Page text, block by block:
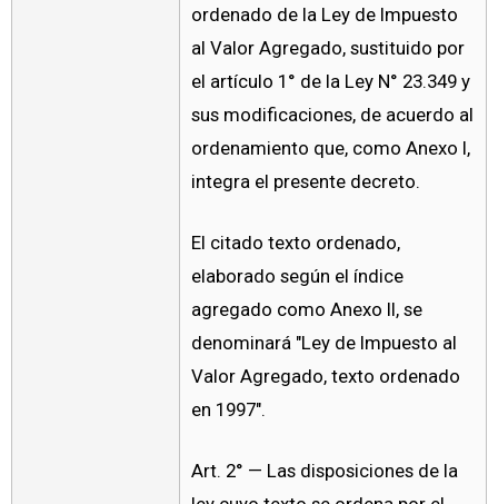
ordenado de la Ley de Impuesto
al Valor Agregado, sustituido por
el artículo 1° de la Ley N° 23.349 y
sus modificaciones, de acuerdo al
ordenamiento que, como Anexo I,
integra el presente decreto.
El citado texto ordenado,
elaborado según el índice
agregado como Anexo II, se
denominará "Ley de Impuesto al
Valor Agregado, texto ordenado
en 1997".
Art. 2° — Las disposiciones de la